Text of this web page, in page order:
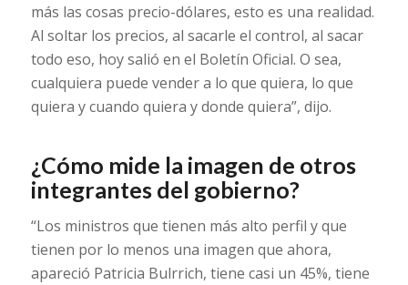
más las cosas precio-dólares, esto es una realidad.
Al soltar los precios, al sacarle el control, al sacar
todo eso, hoy salió en el Boletín Oficial. O sea,
cualquiera puede vender a lo que quiera, lo que
quiera y cuando quiera y donde quiera”, dijo.
¿Cómo mide la imagen de otros
integrantes del gobierno?
“Los ministros que tienen más alto perfil y que
tienen por lo menos una imagen que ahora,
apareció Patricia Bulrrich, tiene casi un 45%, tiene